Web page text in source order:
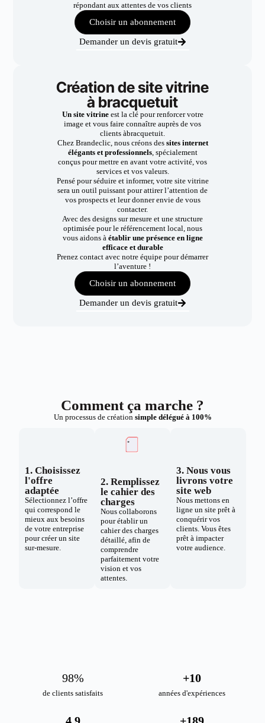
répondant aux attentes de vos clients
Choisir un abonnement
Demander un devis gratuit
Création de site vitrine
à bracquetuit
Un site vitrineest la clé pour renforcer votre
image et vous faire connaître auprès de vos
clients àbracquetuit.
Chez Brandeclic, nous créons dessites internet
élégants et professionnels, spécialement
conçus pour mettre en avant votre activité, vos
services et vos valeurs.
Pensé pour séduire et informer, votre site vitrine
sera un outil puissant pour attirer l’attention de
vos prospects et leur donner envie de vous
contacter.
Avec des designs sur mesure et une structure
optimisée pour le référencement local, nous
vous aidons à établir une présence en ligne
efficace et durable
Prenez contact avec notre équipe pour démarrer
l’aventure !
Choisir un abonnement
Demander un devis gratuit
Comment ça marche ?
Un processus de création simple délégué à 100%
1. Choisissez
l'offre
adaptée
Sélectionnez l’offre
qui correspond le
mieux aux besoins
de votre entreprise
pour créer un site
sur-mesure.
2. Remplissez
le cahier des
charges
Nous collaborons
pour établir un
cahier des charges
détaillé, afin de
comprendre
parfaitement votre
vision et vos
attentes.
3. Nous vous
livrons votre
site web
Nous mettons en
ligne un site prêt à
conquérir vos
clients. Vous êtes
prêt à impacter
votre audience.
de clients satisfaits
98%
années d'expériences
+10